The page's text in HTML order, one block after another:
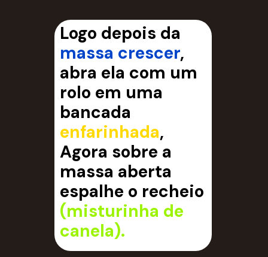
Logo depois da
massa crescer,
abra ela com um
rolo em uma
bancada
enfarinhada,
Agora sobre a
massa aberta
espalhe o recheio
(misturinha de
canela).